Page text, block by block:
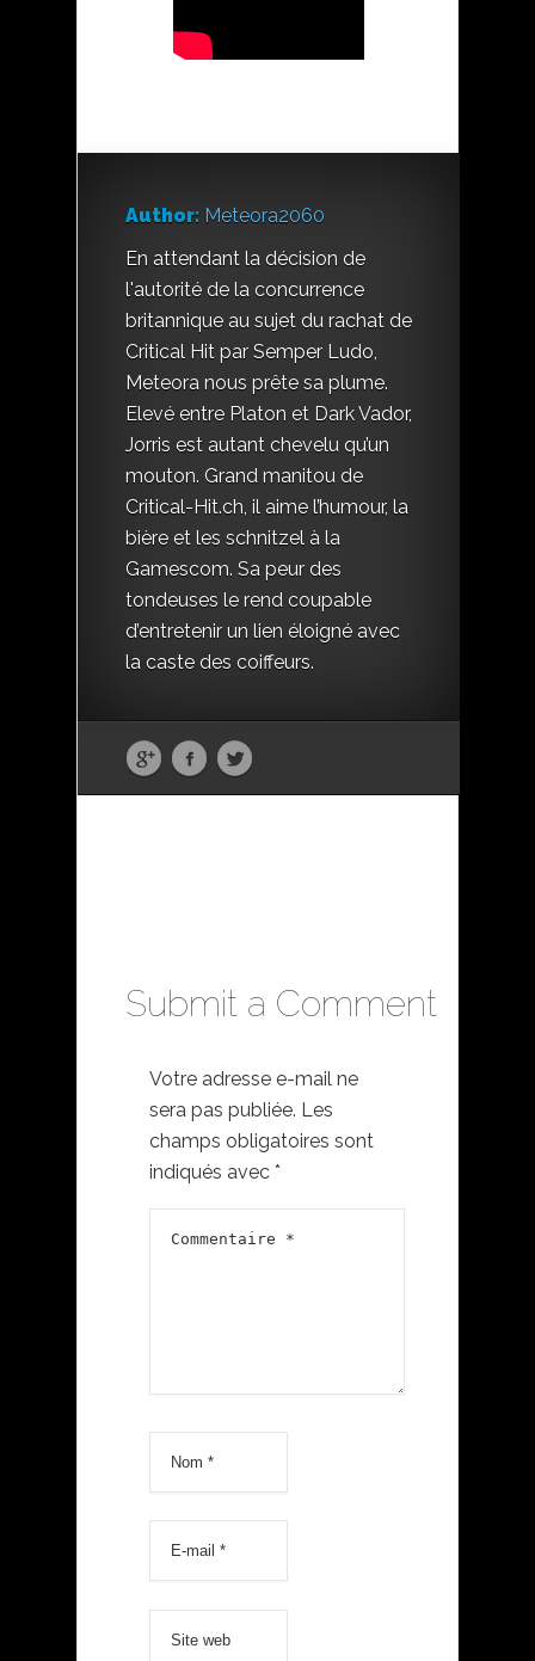
Author: Meteora2060
En attendant la décision de
l'autorité de la concurrence
britannique au sujet du rachat de
Critical Hit par Semper Ludo,
Meteora nous prête sa plume.
Elevé entre Platon et Dark Vador,
Jorris est autant chevelu qu’un
mouton. Grand manitou de
Critical-Hit.ch, il aime l’humour, la
bière et les schnitzel à la
Gamescom. Sa peur des
tondeuses le rend coupable
d’entretenir un lien éloigné avec
la caste des coiffeurs.
Submit a Comment
Votre adresse e-mail ne
sera pas publiée. Les
champs obligatoires sont
indiqués avec *